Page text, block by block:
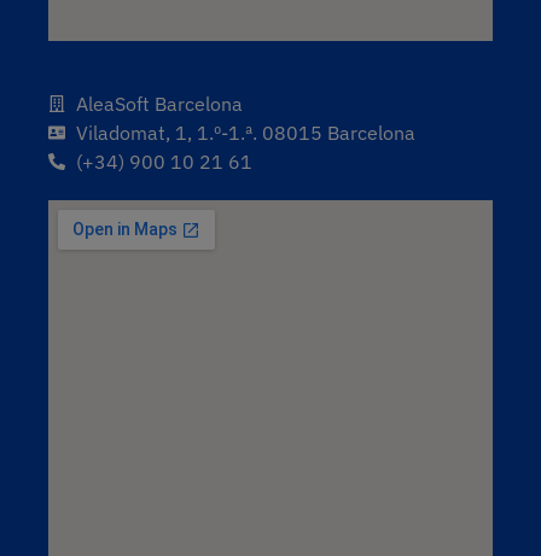
AleaSoft Barcelona
Viladomat, 1, 1.º-1.ª. 08015 Barcelona
(+34) 900 10 21 61